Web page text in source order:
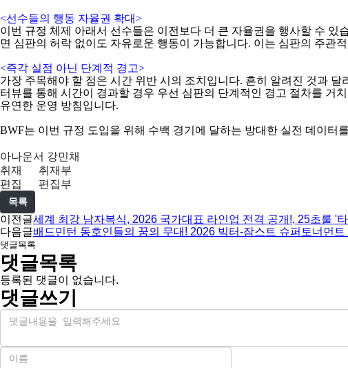
<선수들의 행동 자율권 확대>
이번 규정 체제 아래서 선수들은 이전보다 더 큰 자율권을 행사할 수 있
면 심판의 허락 없이도 자유로운 행동이 가능합니다. 이는 심판의 주관
<즉각 실점 아닌 단계적 경고>
가장 주목해야 할 점은 시간 위반 시의 조치입니다. 흔히 알려진 것과 달
터뷰를 통해 시간이 경과할 경우 우선 심판의 단계적인 경고 절차를 거
유연한 운영 방침입니다.
BWF는 이번 규정 도입을 위해 수백 경기에 달하는 방대한 실전 데이터
아나운서 강민채
취재 취재부
편집 편집부
목록
이전글세계 최강 남자복식, 2026 국가대표 라인업 전격 공개!, 25초룰 '
다음글배드민턴 동호인들의 꿈의 무대! 2026 빅터-잠스트 슈퍼토너먼
댓글목록
댓글목록
등록된 댓글이 없습니다.
댓글쓰기
내
이